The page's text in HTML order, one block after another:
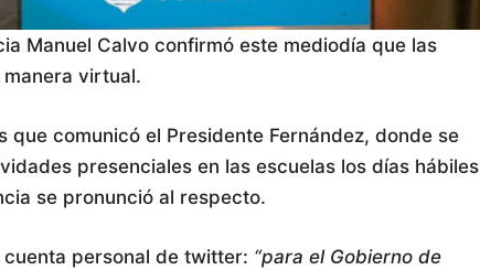
Manuel Calvo confirmó este mediodía que las
virtual.
que comunicó el Presidente Fernández, donde se
presenciales en las escuelas los días hábiles
se pronunció al respecto.
personal de twitter: “para el Gobierno de